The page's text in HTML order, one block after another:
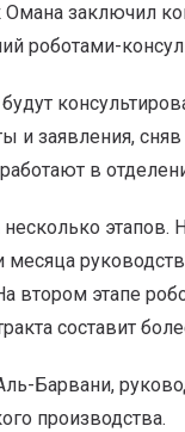
заключил
роботами-
и заявления,
в
этапов.
месяца
втором этапе
составит
Барвани,
производства.